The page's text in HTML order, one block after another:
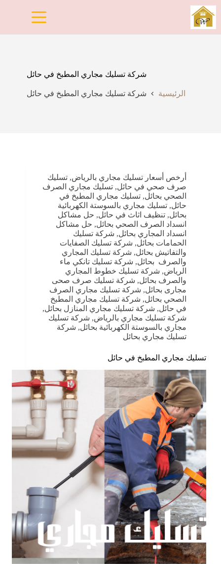
التجاوز
إلى
المحتوى
شركة تسليك مجاري المطبخ في حائل
الرئيسية شركة تسليك مجاري المطبخ في حائل
أرخص أسعار تسليك مجاري بالرياض, تسليك
صرف صحي في حائل, تسليك مجاري الصرف
الصحي بحائل, تسليك مجاري المطبخ في
حائل, تسليك مجاري بالسوستة الكهربائية
بحائل, تنظيف اثاث في حائل, حل مشاكل
انسداد الصرف الصحي بحائل, حل مشاكل
انسداد المجاري بحائل, شركة تسليك
الحمامات بحائل, شركة تسليك الصفايات
والتفاتيش بحائل, شركة تسليك المجاري
والصرف بحائل, شركة تسليك تانكي ماء
الرياض, شركة تسليك خطوط المجاري
والصرف بحائل, شركة تسليك صرف صحى
مجارى بحائل, شركة تسليك مجاري الصرف
الصحي بحائل, شركة تسليك مجاري المطبخ
في حائل, شركة تسليك مجاري المنازل بحائل,
شركة تسليك مجاري بالرياض, شركة تسليك
مجاري بالسوستة الكهربائية بحائل, شركة
تسليك مجاري بحائل
تسليك مجاري المطبخ في حائل